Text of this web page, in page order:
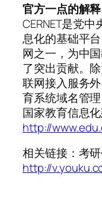
官方一点的解释
CERNET是党
息化的基础平
网之一，为中
了突出贡献。
联网接入服务
育系统域名管
国家教育信息
http://
相关链接：考
http://